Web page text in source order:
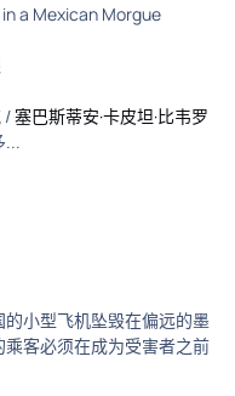
a Mexican Morgue
/塞巴斯蒂安·卡皮坦·比韦罗
...
小型飞机坠毁在偏远的墨
客必须在成为受害者之前